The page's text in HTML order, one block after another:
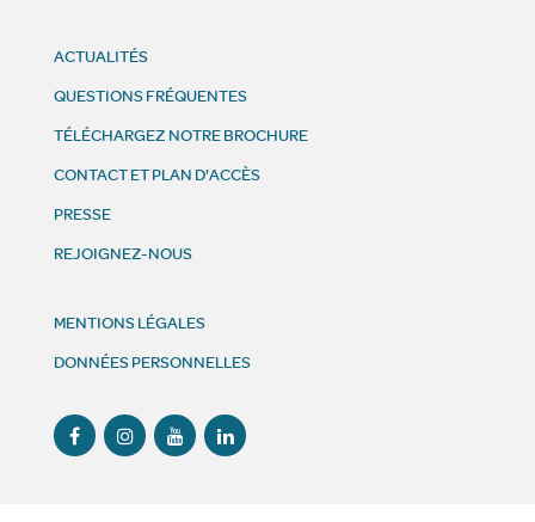
ACTUALITÉS
QUESTIONS FRÉQUENTES
TÉLÉCHARGEZ NOTRE BROCHURE
CONTACT ET PLAN D'ACCÈS
PRESSE
REJOIGNEZ-NOUS
MENTIONS LÉGALES
DONNÉES PERSONNELLES